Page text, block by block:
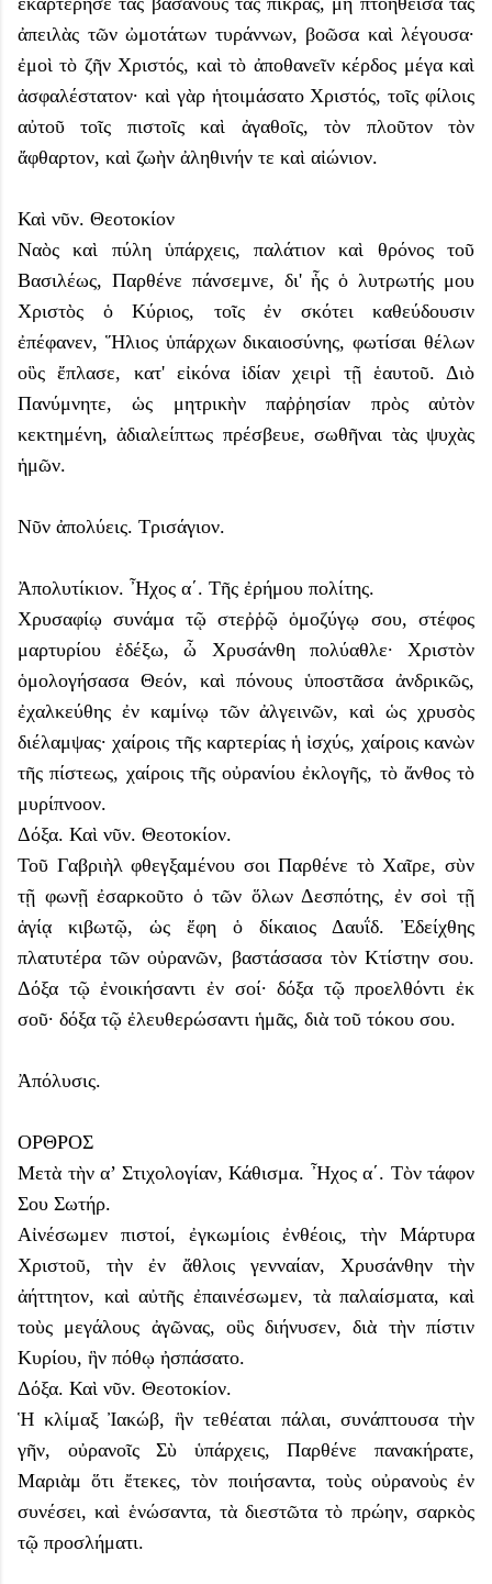
ἀπειλὰς τῶν ὠμοτάτων τυράννων, βοῶσα καὶ λέγουσα·
ἐμοὶ τὸ ζῆν Χριστός, καὶ τὸ ἀποθανεῖν κέρδος μέγα καὶ
ἀσφαλέστατον· καὶ γὰρ ἡτοιμάσατο Χριστός, τοῖς φίλοις
αὐτοῦ τοῖς πιστοῖς καὶ ἀγαθοῖς, τὸν πλοῦτον τὸν
ἄφθαρτον, καὶ ζωὴν ἀληθινήν τε καὶ αἰώνιον.
Καὶ νῦν. Θεοτοκίον
Ναὸς καὶ πύλη ὑπάρχεις, παλάτιον καὶ θρόνος τοῦ
Βασιλέως, Παρθένε πάνσεμνε, δι' ἧς ὁ λυτρωτής μου
Χριστὸς ὁ Κύριος, τοῖς ἐν σκότει καθεύδουσιν
ἐπέφανεν, Ἥλιος ὑπάρχων δικαιοσύνης, φωτίσαι θέλων
οὓς ἔπλασε, κατ' εἰκόνα ἰδίαν χειρὶ τῇ ἑαυτοῦ. Διὸ
Πανύμνητε, ὡς μητρικὴν παῤῥησίαν πρὸς αὐτὸν
κεκτημένη, ἀδιαλείπτως πρέσβευε, σωθῆναι τὰς ψυχὰς
ἡμῶν.
Νῦν ἀπολύεις. Τρισάγιον.
Ἀπολυτίκιον. Ἦχος α΄. Τῆς ἐρήμου πολίτης.
Χρυσαφίῳ συνάμα τῷ στεῤῥῷ ὁμοζύγῳ σου, στέφος
μαρτυρίου ἐδέξω, ὦ Χρυσάνθη πολύαθλε· Χριστὸν
ὁμολογήσασα Θεόν, καὶ πόνους ὑποστᾶσα ἀνδρικῶς,
ἐχαλκεύθης ἐν καμίνῳ τῶν ἀλγεινῶν, καὶ ὡς χρυσὸς
διέλαμψας· χαίροις τῆς καρτερίας ἡ ἰσχύς, χαίροις κανὼν
τῆς πίστεως, χαίροις τῆς οὐρανίου ἐκλογῆς, τὸ ἄνθος τὸ
μυρίπνοον.
Δόξα. Καὶ νῦν. Θεοτοκίον.
Τοῦ Γαβριὴλ φθεγξαμένου σοι Παρθένε τὸ Χαῖρε, σὺν
τῇ φωνῇ ἐσαρκοῦτο ὁ τῶν ὅλων Δεσπότης, ἐν σοὶ τῇ
ἁγίᾳ κιβωτῷ, ὡς ἔφη ὁ δίκαιος Δαυΐδ. Ἐδείχθης
πλατυτέρα τῶν οὐρανῶν, βαστάσασα τὸν Κτίστην σου.
Δόξα τῷ ἐνοικήσαντι ἐν σοί· δόξα τῷ προελθόντι ἐκ
σοῦ· δόξα τῷ ἐλευθερώσαντι ἡμᾶς, διὰ τοῦ τόκου σου.
Ἀπόλυσις.
ΟΡΘΡΟΣ
Μετὰ τὴν α’ Στιχολογίαν, Κάθισμα. Ἦχος α΄. Τὸν τάφον
Σου Σωτήρ.
Αἰνέσωμεν πιστοί, ἐγκωμίοις ἐνθέοις, τὴν Μάρτυρα
Χριστοῦ, τὴν ἐν ἄθλοις γενναίαν, Χρυσάνθην τὴν
ἀήττητον, καὶ αὐτῆς ἐπαινέσωμεν, τὰ παλαίσματα, καὶ
τοὺς μεγάλους ἀγῶνας, οὓς διήνυσεν, διὰ τὴν πίστιν
Κυρίου, ἣν πόθῳ ἠσπάσατο.
Δόξα. Καὶ νῦν. Θεοτοκίον.
Ἡ κλίμαξ Ἰακώβ, ἣν τεθέαται πάλαι, συνάπτουσα τὴν
γῆν, οὐρανοῖς Σὺ ὑπάρχεις, Παρθένε πανακήρατε,
Μαριὰμ ὅτι ἔτεκες, τὸν ποιήσαντα, τοὺς οὐρανοὺς ἐν
συνέσει, καὶ ἑνώσαντα, τὰ διεστῶτα τὸ πρώην, σαρκὸς
τῷ προσλήματι.